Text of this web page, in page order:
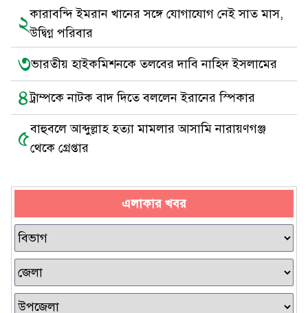
২কারাবন্দি ইমরান খানের সঙ্গে যোগাযোগ নেই সাত মাস,
উদ্বিগ্ন পরিবার
৩ভারতীয় হাইকমিশনকে তলবের দাবি নাহিদ ইসলামের
৪ট্রাম্পকে নাটক বাদ দিতে বললেন ইরানের স্পিকার
৫বাহুবলে আব্দুল্লাহ হত্যা মামলার আসামি নারায়ণগঞ্জ
থেকে গ্রেপ্তার
এলাকার খবর